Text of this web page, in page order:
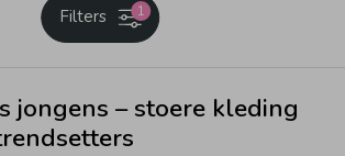
1
Filters
jongens – stoere kleding